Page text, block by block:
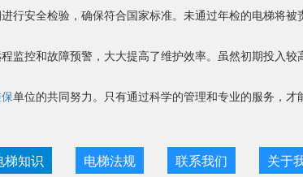
行安全检验，确保符合国家标准。未通过年检的电梯将
监控和故障预警，大大提高了维护效率。虽然初期投入
单位的共同努力。只有通过科学的管理和专业的服务，
梯知识 电梯法规 联系我们 关于